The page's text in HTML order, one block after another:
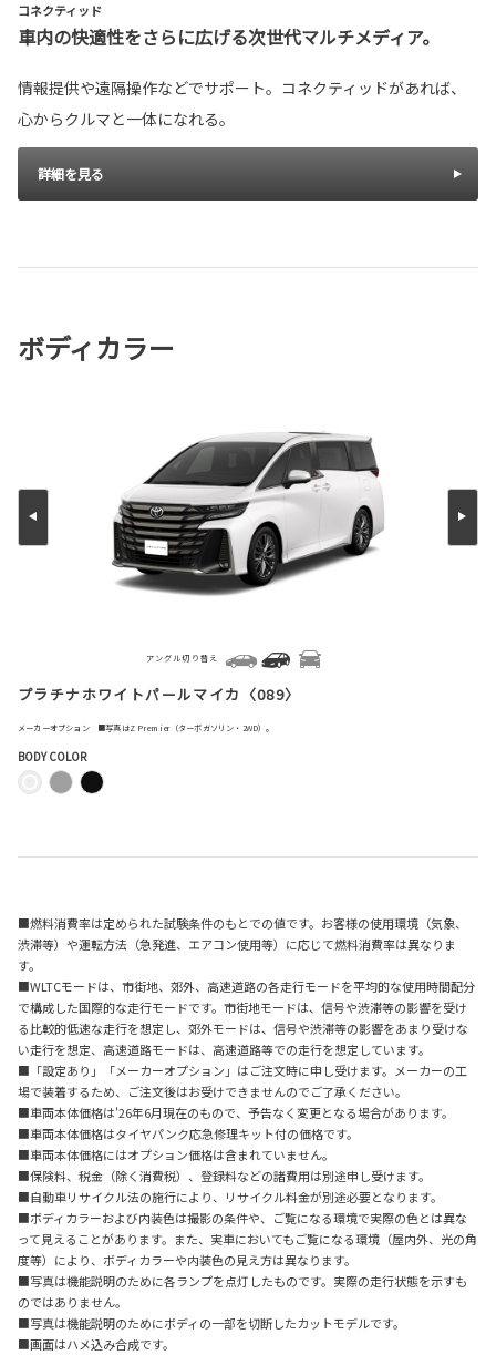
コネクティッド
車内の快適性をさらに広げる次世代マルチメディア。
情報提供や遠隔操作などでサポート。コネクティッドがあれば、
心からクルマと一体になれる。
詳細を見る
ボディカラー
プラチナホワイトパールマイカ〈089〉
メーカーオプション ■写真はZ Premier（ターボガソリン・2WD）。
アングル切り替え
BODY COLOR
■燃料消費率は定められた試験条件のもとでの値です。お客様の使用環境（気象、
渋滞等）や運転方法（急発進、エアコン使用等）に応じて燃料消費率は異なりま
す。
■WLTCモードは、市街地、郊外、高速道路の各走行モードを平均的な使用時間配分
で構成した国際的な走行モードです。市街地モードは、信号や渋滞等の影響を受け
る比較的低速な走行を想定し、郊外モードは、信号や渋滞等の影響をあまり受けな
い走行を想定、高速道路モードは、高速道路等での走行を想定しています。
■「設定あり」「メーカーオプション」はご注文時に申し受けます。メーカーの工
場で装着するため、ご注文後はお受けできませんのでご了承ください。
■車両本体価格は'26年6月現在のもので、予告なく変更となる場合があります。
■車両本体価格はタイヤパンク応急修理キット付の価格です。
■車両本体価格にはオプション価格は含まれていません。
■保険料、税金（除く消費税）、登録料などの諸費用は別途申し受けます。
■自動車リサイクル法の施行により、リサイクル料金が別途必要となります。
■ボディカラーおよび内装色は撮影の条件や、ご覧になる環境で実際の色とは異な
って見えることがあります。また、実車においてもご覧になる環境（屋内外、光の角
度等）により、ボディカラーや内装色の見え方は異なります。
■写真は機能説明のために各ランプを点灯したものです。実際の走行状態を示すも
のではありません。
■写真は機能説明のためにボディの一部を切断したカットモデルです。
■画面はハメ込み合成です。